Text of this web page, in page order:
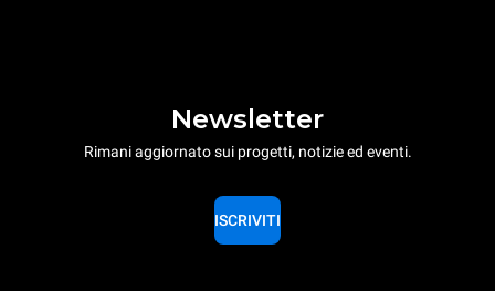
Newsletter
Rimani aggiornato sui progetti, notizie ed eventi.
ISCRIVITI